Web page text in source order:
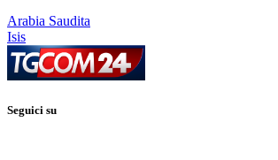
Arabia Saudita
Isis
Seguici su